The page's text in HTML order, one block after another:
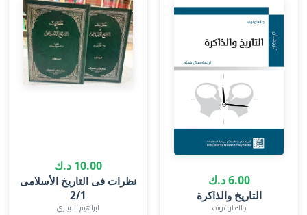
6.00 د.ك
التاريخ والذاكرة
جاك لوغوف
10.00 د.ك
نظرات فى التاريخ الأسلامى
2/1
ابراهيم الابياري